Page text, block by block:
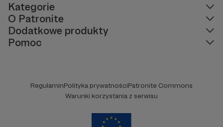
Kategorie
O Patronite
Dodatkowe produkty
Pomoc
RegulaminPolityka prywatnościPatronite Commons
Warunki korzystania z serwisu